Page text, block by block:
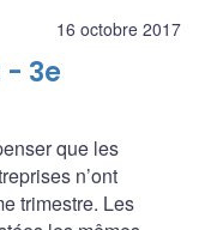
16 octobre 2017
3e
que les
n’ont
trimestre. Les